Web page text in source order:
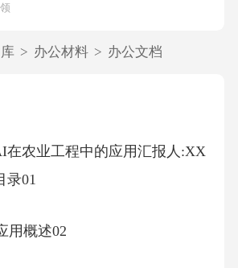
> 办公材料 > 办公文档
农业工程中的应用汇报人:XX
录01
用概述02